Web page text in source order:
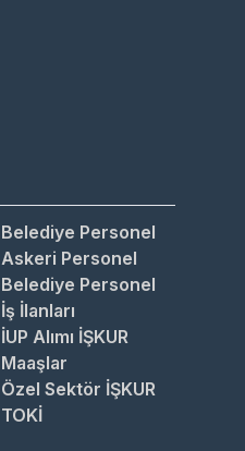
Belediye Personel
Askeri Personel
Belediye Personel
İş İlanları
İUP Alımı İŞKUR
Maaşlar
Özel Sektör İŞKUR
TOKİ